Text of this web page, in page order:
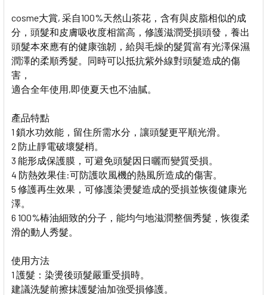
cosme大賞, 采自100%天然山茶花，含有與皮脂相似的成
分，頭髮和皮膚吸收度相當高，修護滋潤受損頭發，養出
頭髮本來應有的健康強韌，給與毛燥的髮質富有光澤保濕
潤澤的柔順秀髮。同時可以抵抗紫外線對頭髮造成的傷
害，
適合全年使用,即使夏天也不油膩。
產品特點
1 鎖水功效能，留住所需水分，讓頭髮更平順光滑。
2 防止靜電破壞髮梢。
3 能形成保護膜，可避免頭髮因日曬而變質受損。
4 防熱效果佳:可防護吹風機的熱風所造成的傷害。
5 修護再生效果，可修護染燙髮造成的受損並恢復健康光
澤。
6 100%椿油細致的分子，能均勻地滋潤整個秀髮，恢復柔
滑的動人秀髮。
使用方法
1 護髮：染燙後頭髮嚴重受損時。
建議洗髮前擦抹護髮油加強受損修護。